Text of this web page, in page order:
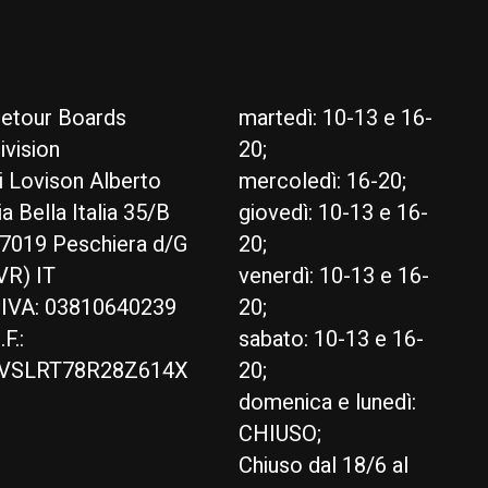
Boards
Lovison Alberto
Bella Italia 35/B
Peschiera d/G
IT
03810640239
martedì: 10-13 e 16-
20;
mercoledì: 16-20;
giovedì: 10-13 e 16-
20;
venerdì: 10-13 e 16-
20;
sabato: 10-13 e 16-
20;
domenica e lunedì:
CHIUSO;
Chiuso dal 18/6 al